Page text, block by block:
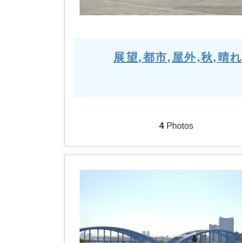
展望,都市,屋外,秋,晴れ
4Photos